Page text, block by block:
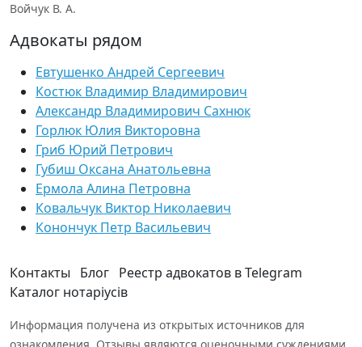
Войчук В. А.
Адвокаты рядом
Евтушенко Андрей Сергеевич
Костюк Владимир Владимирович
Александр Владимирович Сахнюк
Горлюк Юлия Викторовна
Гриб Юрий Петрович
Губиш Оксана Анатольевна
Ермола Алина Петровна
Ковальчук Виктор Николаевич
Конончук Петр Васильевич
Контакты Блог Реестр адвокатов в Telegram
Каталог нотаріусів
Информация получена из открытых источников для